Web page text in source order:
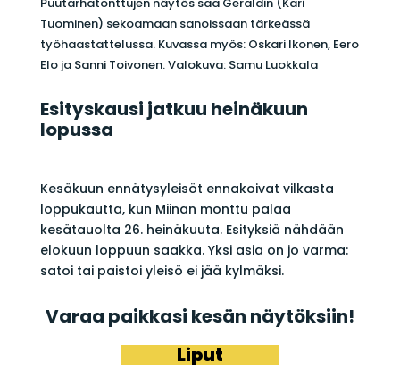
Tuominen) sekoamaan sanoissaan tärkeässä
työhaastattelussa. Kuvassa myös: Oskari Ikonen, Eero
Elo ja Sanni Toivonen. Valokuva: Samu Luokkala
Esityskausi jatkuu heinäkuun
lopussa
Kesäkuun ennätysyleisöt ennakoivat vilkasta
loppukautta, kun Miinan monttu palaa
kesätauolta 26. heinäkuuta. Esityksiä nähdään
elokuun loppuun saakka. Yksi asia on jo varma:
satoi tai paistoi yleisö ei jää kylmäksi.
Varaa paikkasi kesän näytöksiin!
Liput